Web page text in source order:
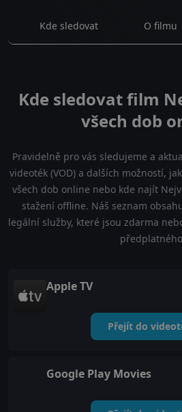
Kde sledovat O filmu
Kde sledovat film
všech dob
Pravidelně pro vás sledujeme a
videoték (VOD) a dalších možností,
všech dob online nebo kde najít
stažení offline. Náš seznam
legální služby, které jsou zdarma
Apple TV
Přejít do
Google Play Movies